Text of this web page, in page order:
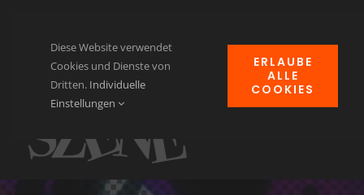
springen
Home
Diese Website verwendet
Cookies und Dienste von
Dritten. Individuelle
Einstellungen
ERLAUBE
ALLE
COOKIES